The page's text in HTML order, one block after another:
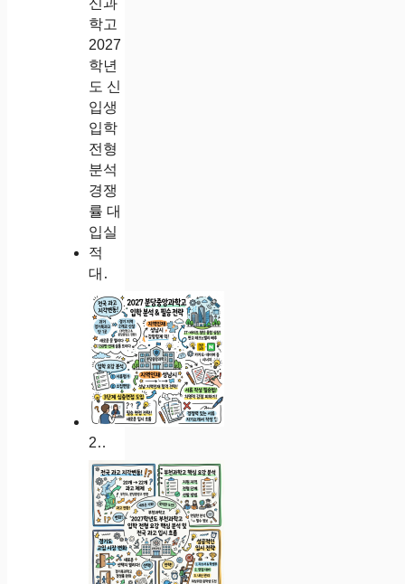
대전동신과학고 2027학년도 신입생 입학 전형 분석 경쟁률 대입실적
2027학년도 분당중앙과학고 입학 전형 요강 분석 및 성남 지역인재 합격 전략